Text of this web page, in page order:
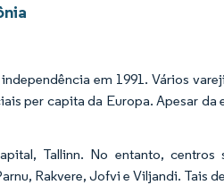
em 1991. Vários
per capita da Europa. Apesar da
Tallinn. No entanto, centros
Rakvere, Jofvi e Viljandi. Tais